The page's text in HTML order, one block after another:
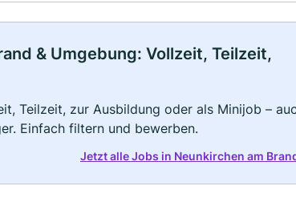
& Umgebung: Vollzeit, Teilzeit,
Teilzeit, zur Ausbildung oder als Minijob –
Einfach filtern und bewerben.
Jetzt alle Jobs in Neunkirchen am